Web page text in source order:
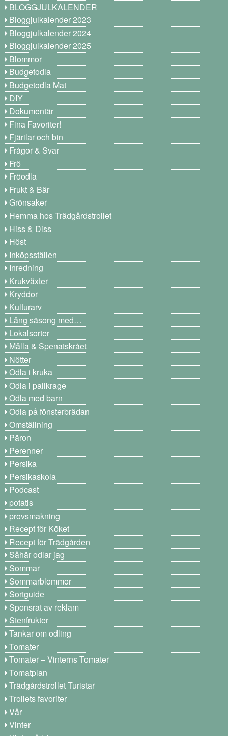
BLOGGJULKALENDER
Bloggjulkalender 2023
Bloggjulkalender 2024
Bloggjulkalender 2025
Blommor
Budgetodla
Budgetodla Mat
DIY
Dokumentär
Fina Favoriter!
Fjärilar och bin
Frågor & Svar
Frö
Fröodla
Frukt & Bär
Grönsaker
Hemma hos Trädgårdstrollet
Hiss & Diss
Höst
Inköpsställen
Inredning
Krukväxter
Kryddor
Kulturarv
Lång säsong med…
Lokalsorter
Målla & Spenatskrået
Nötter
Odla i kruka
Odla i pallkrage
Odla med barn
Odla på fönsterbrädan
Omställning
Päron
Perenner
Persika
Persikaskola
Podcast
potatis
provsmakning
Recept för Köket
Recept för Trädgården
Såhär odlar jag
Sommar
Sommarblommor
Sortguide
Sponsrat av reklam
Stenfrukter
Tankar om odling
Tomater
Tomater – Vinterns Tomater
Tomatplan
Trädgårdstrollet Turistar
Trollets favoriter
Vår
Vinter